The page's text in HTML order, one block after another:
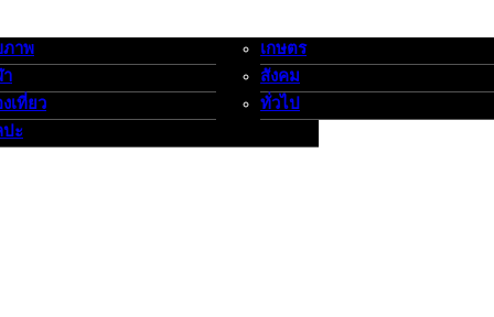
กีฬาท่องเที่ยว-ศิลปะ
าพ
เที่ยว
ะ
เกษตร-สังคม-ทั่วไป
เกษตร
สังคม
ทั่วไป